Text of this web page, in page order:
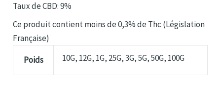
Taux de CBD: 9%
Ce produit contient moins de 0,3% de Thc (Législation
Française)
Poids
10G, 12G, 1G, 25G, 3G, 5G, 50G, 100G